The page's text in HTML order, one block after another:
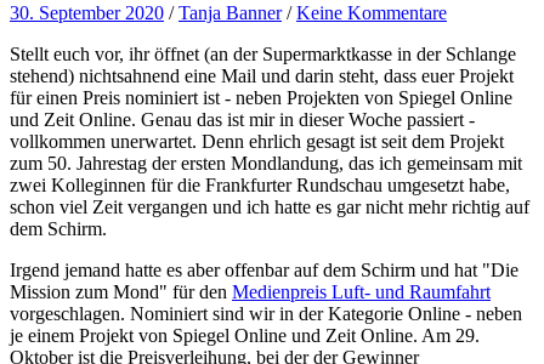
30. September 2020 /Tanja Banner /Keine Kommentare
Stellt euch vor, ihr öffnet (an der Supermarktkasse in der Schlange
stehend) nichtsahnend eine Mail und darin steht, dass euer Projekt
für einen Preis nominiert ist - neben Projekten von Spiegel Online
und Zeit Online. Genau das ist mir in dieser Woche passiert -
vollkommen unerwartet. Denn ehrlich gesagt ist seit dem Projekt
zum 50. Jahrestag der ersten Mondlandung, das ich gemeinsam mit
zwei Kolleginnen für die Frankfurter Rundschau umgesetzt habe,
schon viel Zeit vergangen und ich hatte es gar nicht mehr richtig auf
dem Schirm.
Irgend jemand hatte es aber offenbar auf dem Schirm und hat "Die
Mission zum Mond" für den Medienpreis Luft- und Raumfahrt
vorgeschlagen. Nominiert sind wir in der Kategorie Online - neben
je einem Projekt von Spiegel Online und Zeit Online. Am 29.
Oktober ist die Preisverleihung, bei der der Gewinner